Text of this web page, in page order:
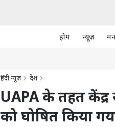
होम न्यूज़
हिंदी न्यूज़ देश
UAPA के तहत
को घोषित किया